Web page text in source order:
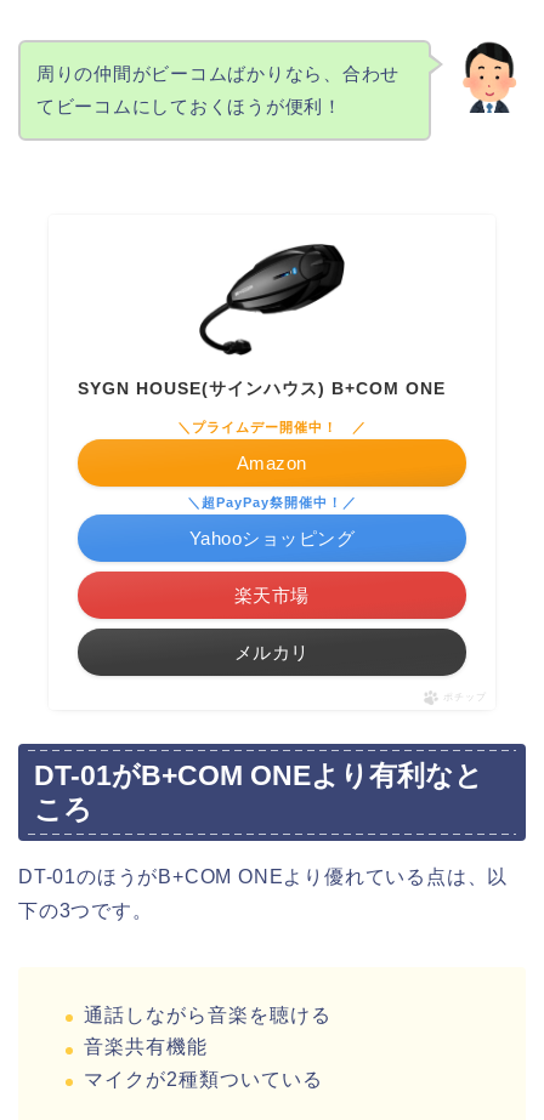
周りの仲間がビーコムばかりなら、合わせ
てビーコムにしておくほうが便利！
SYGN HOUSE(サインハウス) B+COM ONE
＼プライムデー開催中！ ／
Amazon
楽天市場
＼超PayPay祭開催中！／
Yahooショッピング
メルカリ
ポチップ
DT-01がB+COM ONEより有利なと
ころ
DT-01のほうがB+COM ONEより優れている点は、以
下の3つです。
通話しながら音楽を聴ける
音楽共有機能
マイクが2種類ついている